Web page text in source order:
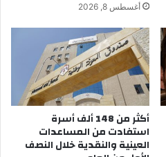
أغسطس 8, 2026
أكثر من 148 ألف أسرة
استفادت من المساعدات
العينية والنقدية خلال النصف